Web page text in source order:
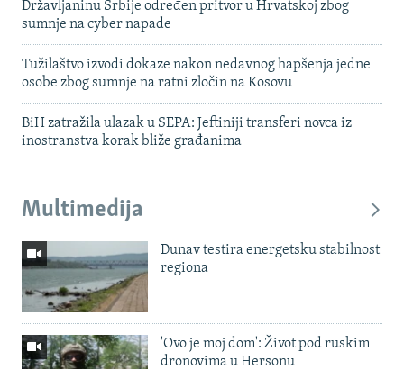
Državljaninu Srbije određen pritvor u Hrvatskoj zbog
sumnje na cyber napade
Tužilaštvo izvodi dokaze nakon nedavnog hapšenja jedne
osobe zbog sumnje na ratni zločin na Kosovu
BiH zatražila ulazak u SEPA: Jeftiniji transferi novca iz
inostranstva korak bliže građanima
Multimedija
Dunav testira energetsku stabilnost
regiona
'Ovo je moj dom': Život pod ruskim
dronovima u Hersonu